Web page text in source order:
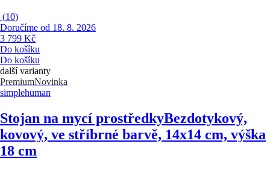
(10)
Doručíme od 18. 8. 2026
3 799 Kč
Do košíku
Do košíku
další varianty
PremiumNovinka
simplehuman
Stojan na mycí prostředkyBezdotykový,
kovový, ve stříbrné barvě, 14x14 cm, výška
18 cm